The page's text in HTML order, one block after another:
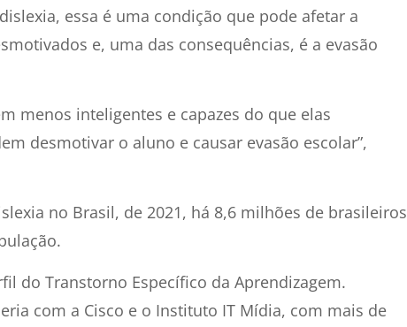
essa é uma condição que pode afetar a
e, uma das consequências, é a evasão
menos inteligentes e capazes do que elas
desmotivar o aluno e causar evasão escolar”,
no Brasil, de 2021, há 8,6 milhões de brasileiros
do Transtorno Específico da Aprendizagem.
com a Cisco e o Instituto IT Mídia, com mais de